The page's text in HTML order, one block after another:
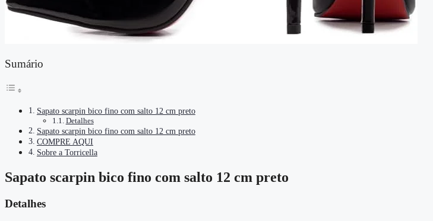
Sumário
Sapato scarpin bico fino com salto 12 cm preto
Detalhes
Sapato scarpin bico fino com salto 12 cm preto
COMPRE AQUI
Sobre a Torricella
Sapato scarpin bico fino com salto 12 cm preto
Detalhes